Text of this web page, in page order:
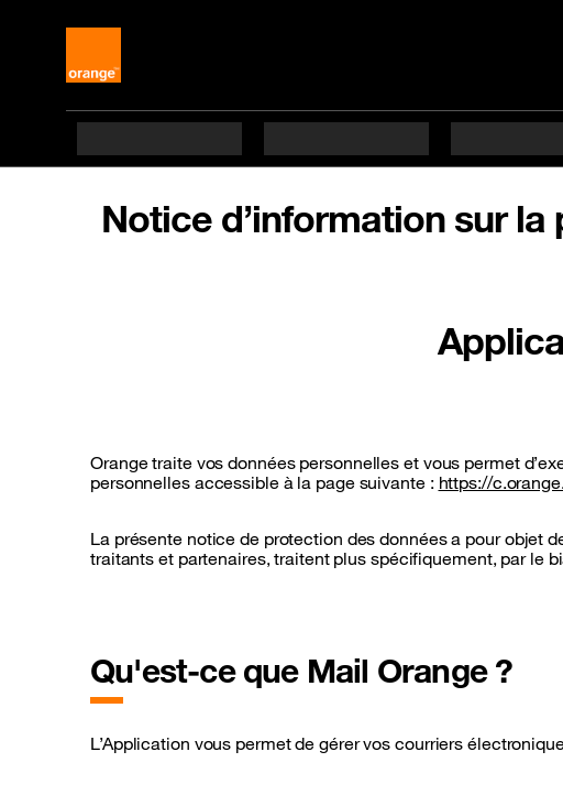
Notice d’information sur
Orange traite vos données personnelles et vous permet
personnelles accessible à la page suivante : https://
La présente notice de protection des données a pour objet
traitants et partenaires, traitent plus spécifiquement, par le
Qu'est-ce que Mail Orange ?
L’Application vous permet de gérer vos courriers